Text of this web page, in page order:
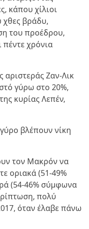
κάπου χίλιοι
χθες βράδυ,
του προέδρου,
πέντε χρόνια
Ζαν-Λικ
γύρω στο 20%,
κυρίας Λεπέν,
βλέπουν νίκη
τον Μακρόν να
οριακά (51-49%
(54-46% σύμφωνα
πολύ
όταν έλαβε πάνω